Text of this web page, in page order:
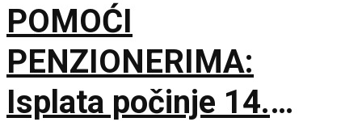
POMOĆI
PENZIONERIMA:
Isplata počinje 14.